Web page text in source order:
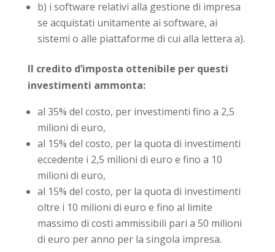
b) i software relativi alla gestione di impresa
se acquistati unitamente ai software, ai
sistemi o alle piattaforme di cui alla lettera a).
Il credito d’imposta ottenibile per questi
investimenti ammonta:
al 35% del costo, per investimenti fino a 2,5
milioni di euro,
al 15% del costo, per la quota di investimenti
eccedente i 2,5 milioni di euro e fino a 10
milioni di euro,
al 15% del costo, per la quota di investimenti
oltre i 10 milioni di euro e fino al limite
massimo di costi ammissibili pari a 50 milioni
di euro per anno per la singola impresa.